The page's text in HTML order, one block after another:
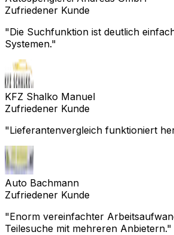
Zufriedener Kunde
"Die Suchfunktion ist deutlich
Systemen."
KFZ Shalko Manuel
Zufriedener Kunde
"Lieferantenvergleich funktioniert
Auto Bachmann
Zufriedener Kunde
"Enorm vereinfachter
Teilesuche mit mehreren Anbietern."